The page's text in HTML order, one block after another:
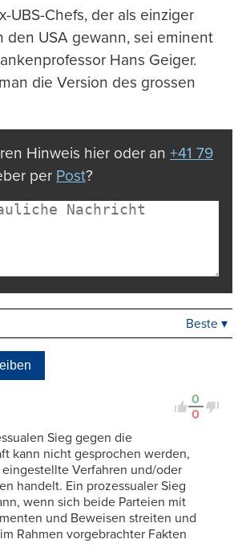
drucken
UBS-Chefs, der als einziger
den USA gewann, sei eminent
Hans Geiger.
die Version des grossen
Hinweis hier oder an +41 79
per Post?
Beste ▾
0
0
Sieg gegen die
kann nicht gesprochen werden,
Verfahren und/oder
handelt. Ein prozessualer Sieg
wenn sich beide Parteien mit
und Beweisen streiten und
Rahmen vorgebrachter Fakten